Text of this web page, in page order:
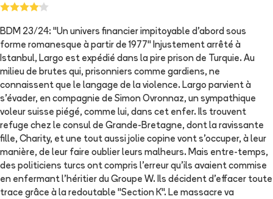
BDM 23/24: "Un univers financier impitoyable d'abord sous
forme romanesque à partir de 1977" Injustement arrêté à
Istanbul, Largo est expédié dans la pire prison de Turquie. Au
milieu de brutes qui, prisonniers comme gardiens, ne
connaissent que le langage de la violence. Largo parvient à
s'évader, en compagnie de Simon Ovronnaz, un sympathique
voleur suisse piégé, comme lui, dans cet enfer. Ils trouvent
refuge chez le consul de Grande-Bretagne, dont la ravissante
fille, Charity, et une tout aussi jolie copine vont s'occuper, à leur
manière, de leur faire oublier leurs malheurs. Mais entre-temps,
des politiciens turcs ont compris l'erreur qu'ils avaient commise
en enfermant l'héritier du Groupe W. Ils décident d'effacer toute
trace grâce à la redoutable "Section K". Le massacre va